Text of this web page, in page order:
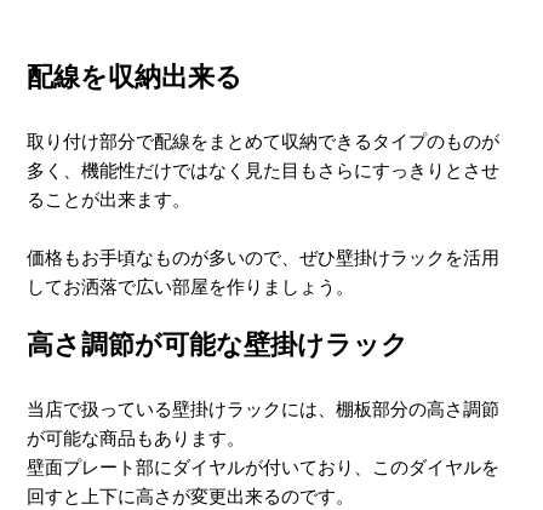
配線を収納出来る
取り付け部分で配線をまとめて収納できるタイプのものが
多く、機能性だけではなく見た目もさらにすっきりとさせ
ることが出来ます。
価格もお手頃なものが多いので、ぜひ壁掛けラックを活用
してお洒落で広い部屋を作りましょう。
高さ調節が可能な壁掛けラック
当店で扱っている壁掛けラックには、棚板部分の高さ調節
が可能な商品もあります。
壁面プレート部にダイヤルが付いており、このダイヤルを
回すと上下に高さが変更出来るのです。